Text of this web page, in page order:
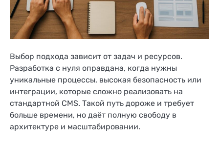
Выбор подхода зависит от задач и ресурсов.
Разработка с нуля оправдана, когда нужны
уникальные процессы, высокая безопасность или
интеграции, которые сложно реализовать на
стандартной CMS. Такой путь дороже и требует
больше времени, но даёт полную свободу в
архитектуре и масштабировании.